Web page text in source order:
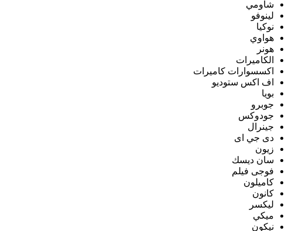
شاومي
لينوفو
نوكيا
هواوي
هونر
الكاميرات
اكسسوارات كاميرات
اف اكس ستوديو
بويا
جوبرو
جودوكس
جينرال
دى جي اى
زيون
سان ديسك
فوجى فيلم
كاميلون
كانون
ليكسر
ميكي
نيكون